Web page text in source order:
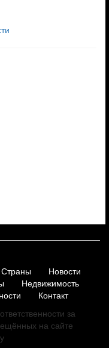
Страны
Новости
Недвижимость
Контакт
за
на сайте